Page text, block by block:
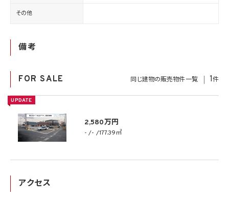
その他
備考
FOR SALE 同じ建物の販売物件一覧 1件
UPDATE
2,580万円
- - 177.39㎡
アクセス